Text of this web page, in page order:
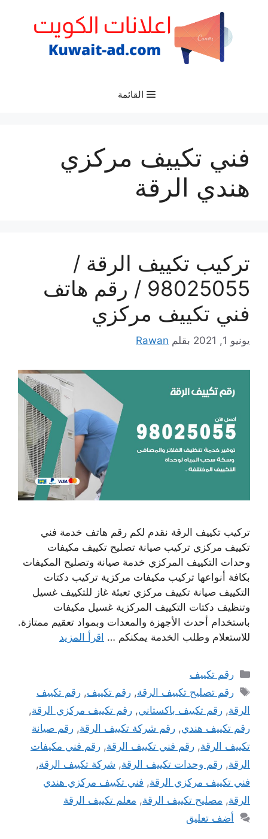
القائمة
فني تكييف مركزي
هندي الرقة
تركيب تكييف الرقة /
98025055 / رقم هاتف
فني تكييف مركزي
يونيو 1, 2021 بقلم Rawan
تركيب تكييف الرقة نقدم لكم رقم هاتف خدمة فني
تكييف مركزي تركيب صيانة تصليح تكييف مكيفات
وحدات التكييف المركزي خدمة صيانة وتصليح المكيفات
بكافة أنواعها تركيب مكيفات مركزية تركيب دكتات
التكييف صيانة تكييف مركزي تعبئة غاز للتكييف غسيل
وتنظيف دكتات التكييف المركزية غسيل مكيفات
باستخدام أحدث الأجهزة والمعدات وبمواد تعقيم ممتازة.
للاستعلام وطلب الخدمة يمكنكم … اقرأ المزيد
التصنيفات
رقم تكييف
الوسوم
رقم تصليح تكييف الرقة,رقم تكييف,رقم تكييف
الرقة, رقم تكييف باكستاني, رقم تكييف مركزي الرقة,
رقم تكييف هندي, رقم شركة تكييف الرقة, رقم صيانة
تكييف الرقة, رقم فني تكييف الرقة, رقم فني مكيفات
الرقة, رقم وحدات تكييف الرقة, شركة تكييف الرقة,
فني تكييف مركزي الرقة, فني تكييف مركزي هندي
الرقة, مصليح تكييف الرقة, معلم تكييف الرقة
أضف تعليق